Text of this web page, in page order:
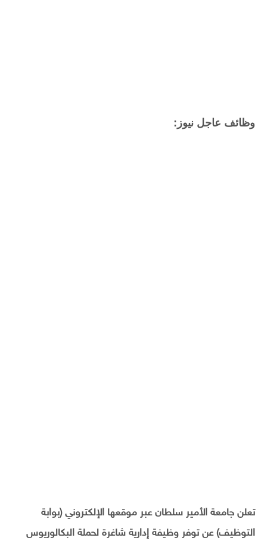
وظائف عاجل نيوز:
تعلن جامعة الأمير سلطان عبر موقعها الإلكتروني (بوابة
التوظيف) عن توفر وظيفة إدارية شاغرة لحملة البكالوريوس